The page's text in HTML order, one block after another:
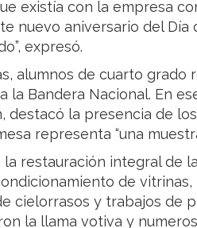
existía con la empresa
nuevo aniversario del Día
expresó.
alumnos de cuarto grado
la Bandera Nacional. En
destacó la presencia de
representa “una
restauración integral de
de
cielorrasos y trabajos de
la llama votiva y